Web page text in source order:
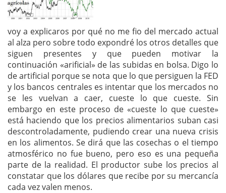
voy a explicaros por qué no me fio del mercado actual
al alza pero sobre todo expondré los otros detalles que
siguen presentes y que pueden motivar la
continuación «arificial» de las subidas en bolsa. Digo lo
de artificial porque se nota que lo que persiguen la FED
y los bancos centrales es intentar que los mercados no
se les vuelvan a caer, cueste lo que cueste. Sin
embargo en este proceso de «cueste lo que cueste»
está haciendo que los precios alimentarios suban casi
descontroladamente, pudiendo crear una nueva crisis
en los alimentos. Se dirá que las cosechas o el tiempo
atmosférico no fue bueno, pero eso es una pequeña
parte de la realidad. El productor sube los precios al
constatar que los dólares que recibe por su mercancía
cada vez valen menos.